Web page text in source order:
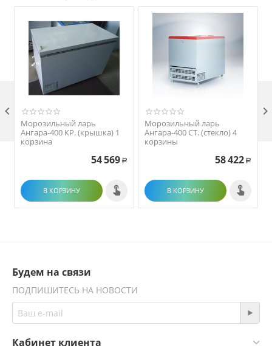
Морозильный ларь
Ангара-400 КР. (крышка) 1
корзина
54 569 Р
В КОРЗИНУ
Морозильный ларь
Ангара-400 СТ. (стекло) 4
корзины
58 422 Р
В КОРЗИНУ
 
Будем на связи
ПОДПИШИТЕСЬ НА НОВОСТИ
Кабинет клиента